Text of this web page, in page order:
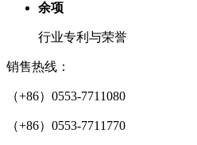
余项
行业专利与荣誉
销售热线：
（+86）0553-7711080
（+86）0553-7711770